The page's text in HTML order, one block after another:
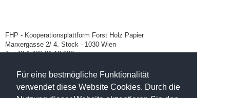
Für eine bestmögliche Funktionalität
verwendet diese Website Cookies. Durch die
FHP - Kooperationsplattform Forst Holz Papier
Marxergasse 2/ 4. Stock - 1030 Wien
T: +43 1 402 01 12 900